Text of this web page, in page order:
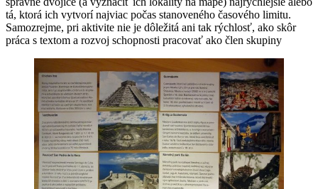
tá, ktorá ich vytvorí najviac počas stanoveného časového limitu.
Samozrejme, pri aktivite nie je dôležitá ani tak rýchlosť, ako skôr
práca s textom a rozvoj schopnosti pracovať ako člen skupiny